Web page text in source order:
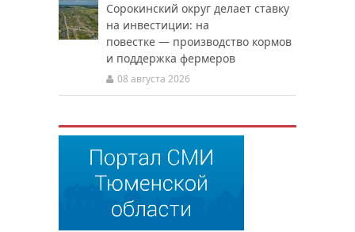
Сорокинский округ делает ставку
на инвестиции: на
повестке — производство кормов
и поддержка фермеров
08 августа 2026